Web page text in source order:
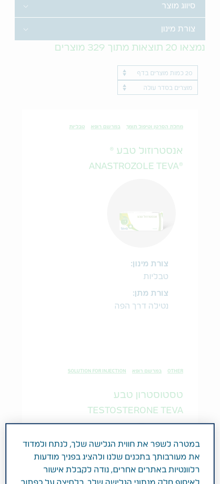
סיווג מוצר Toggle
צורת מינון Toggle
נמצאו 20 תוצאות מתוך 329 מוצרים
Results per page
ProductName
מחלת הסרטן וטיפול תומך במרשם רופא טבליות
אנסטרוזול טבע ®
®ANASTROZOLE TEVA
צורת מינון:
טבליות
צורת מתן:
נטילה דרך הפה
OTHER במרשם רופא SOLUTION FOR INJECTION
טסטוסטרון טבע
TESTOSTERONE TEVA
במטרה לשפר את חווית הגלישה שלך, לנתח ולמדוד
את מעורבותך בתכנים שלנו ולהציג בפניך מודעות
רלוונטיות באתרים אחרים, נודה לקבלת אישור